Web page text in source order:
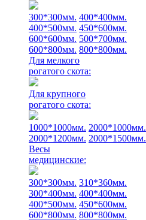
300*300мм. 400*400мм.
400*500мм. 450*600мм.
600*600мм. 500*700мм.
600*800мм. 800*800мм.
Для мелкого
рогатого скота:
Для крупного
рогатого скота:
1000*1000мм. 2000*1000мм.
2000*1200мм. 2000*1500мм.
Весы
медицинские:
300*300мм. 310*360мм.
300*400мм. 400*400мм.
400*500мм. 450*600мм.
600*800мм. 800*800мм.